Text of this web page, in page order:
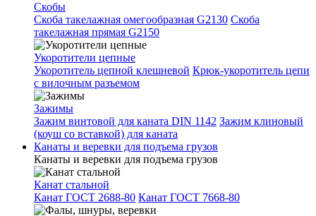
Скобы
Скоба такелажная омегообразная G2130 Скоба
такелажная прямая G2150
Укоротители цепные
Укоротитель цепной клешневой Крюк-укоротитель цепи
с вилочным разъемом
Зажимы
Зажим винтовой для каната DIN 1142 Зажим клиновый
(коуш со вставкой) для каната
Канаты и веревки для подъема грузов
Канаты и веревки для подъема грузов
Канат стальной
Канат ГОСТ 2688-80 Канат ГОСТ 7668-80